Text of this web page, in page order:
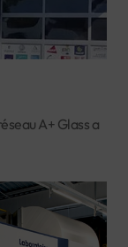
A+ Glass a